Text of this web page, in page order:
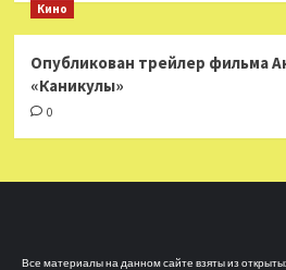
Кино
Опубликован трейлер фильма
«Каникулы»
0
Все материалы на данном сайте взяты из